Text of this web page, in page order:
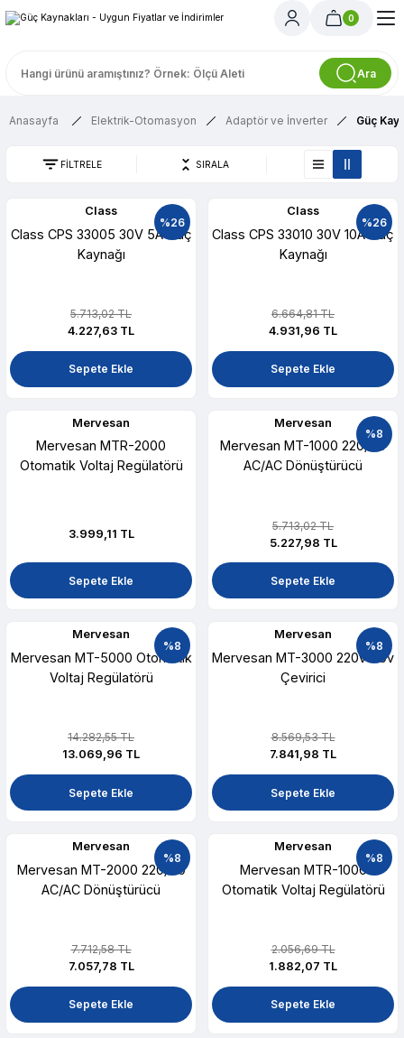
Ara
0
Anasayfa Elektrik-Otomasyon Adaptör ve İnverter Güç
FİLTRELE SIRALA
%26
Class
Class CPS 33005 30V 5A Güç
Kaynağı
5.713,02 TL
4.227,63 TL
Sepete Ekle
%26
Class
Class CPS 33010 30V 10A Güç
Kaynağı
6.664,81 TL
4.931,96 TL
Sepete Ekle
Mervesan
Mervesan MTR-2000
Otomatik Voltaj Regülatörü
3.999,11 TL
Sepete Ekle
%8
Mervesan
Mervesan MT-1000 220/110
AC/AC Dönüştürücü
5.713,02 TL
5.227,98 TL
Sepete Ekle
%8
Mervesan
Mervesan MT-5000 Otomatik
Voltaj Regülatörü
14.282,55 TL
13.069,96 TL
Sepete Ekle
%8
Mervesan
Mervesan MT-3000 220v 110v
Çevirici
8.569,53 TL
7.841,98 TL
Sepete Ekle
%8
Mervesan
Mervesan MT-2000 220/110
AC/AC Dönüştürücü
7.712,58 TL
7.057,78 TL
Sepete Ekle
%8
Mervesan
Mervesan MTR-1000
Otomatik Voltaj Regülatörü
2.056,69 TL
1.882,07 TL
Sepete Ekle